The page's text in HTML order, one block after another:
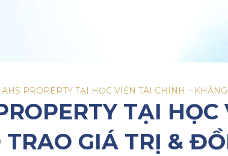
PROPERTY TẠI HỌC VIỆN TÀI CHÍNH –
TẠI
GIÁ TRỊ &